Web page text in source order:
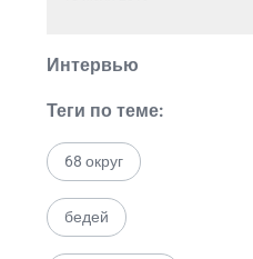
Интервью
Теги по теме:
68 округ
бедей